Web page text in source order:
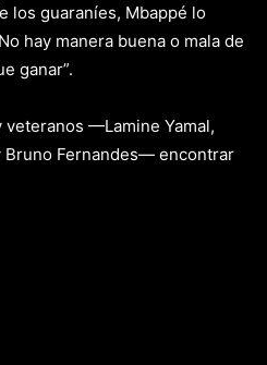
los guaraníes, Mbappé lo
hay manera buena o mala de
ganar”.
—Lamine Yamal,
Bruno Fernandes— encontrar